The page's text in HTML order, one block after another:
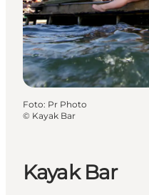
Plan je reis
Kayak Bar
Foto: Pr Photo
© Kayak Bar